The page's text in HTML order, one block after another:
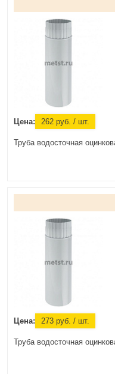
Цена: 262 руб. / шт.
Труба водосточная
Цена: 273 руб. / шт.
Труба водосточная